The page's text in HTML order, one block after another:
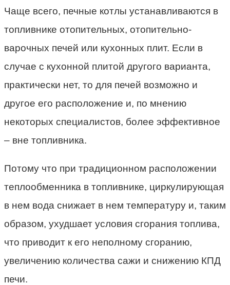
Чаще всего, печные котлы устанавливаются в
топливнике отопительных, отопительно-
варочных печей или кухонных плит. Если в
случае с кухонной плитой другого варианта,
практически нет, то для печей возможно и
другое его расположение и, по мнению
некоторых специалистов, более эффективное
– вне топливника.
Потому что при традиционном расположении
теплообменника в топливнике, циркулирующая
в нем вода снижает в нем температуру и, таким
образом, ухудшает условия сгорания топлива,
что приводит к его неполному сгоранию,
увеличению количества сажи и снижению КПД
печи.